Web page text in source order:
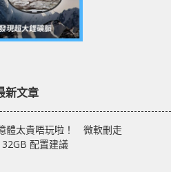
新文章
體太貴唔玩啦！ 微軟刪走
配置建議